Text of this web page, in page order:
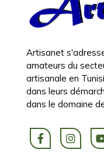
Artisanet
amateurs du
artisanale en
dans leurs
dans le domaine